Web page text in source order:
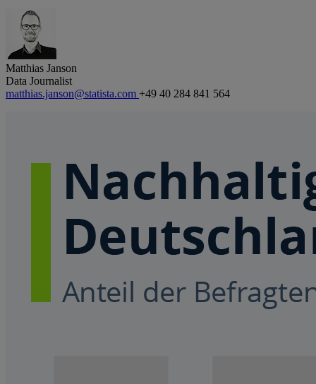
Matthias Janson
Data Journalist
matthias.janson@statista.com +49 40 284 841 564